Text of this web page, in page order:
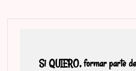
Si QUIERO, formar parte